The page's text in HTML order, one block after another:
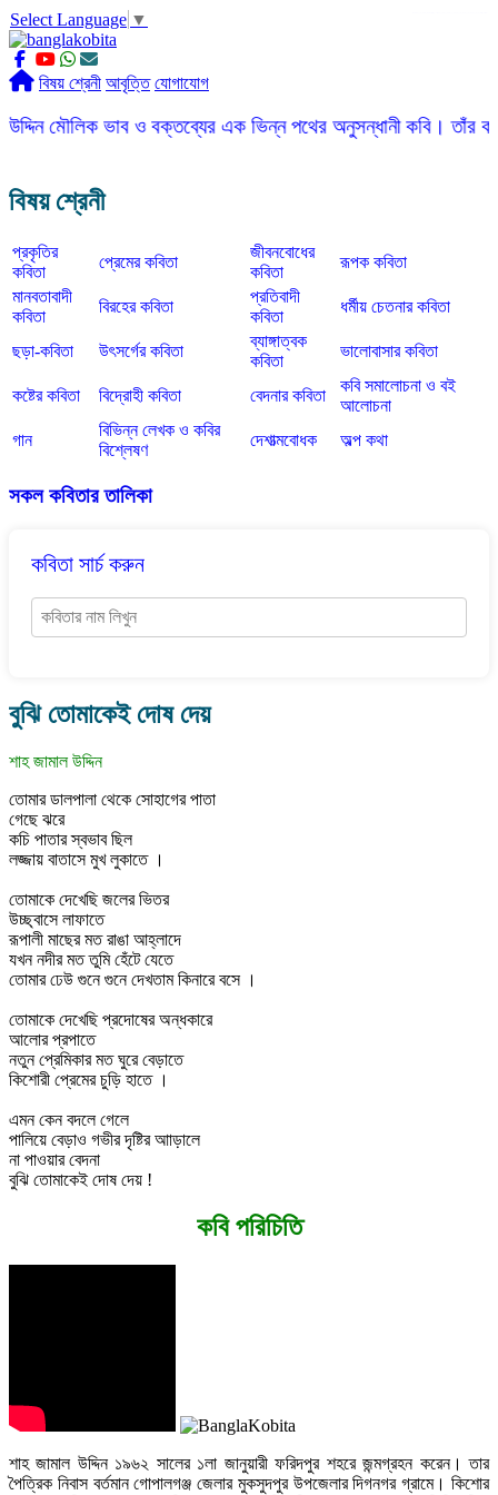
Select Language ▼
বিষয় শ্রেনী আবৃত্তি যোগাযোগ
ভাব ও বক্তব্যের এক ভিন্ন পথের অনুসন্ধানী কবি।
বিষয় শ্রেনী
প্রকৃতির
কবিতা
প্রেমের কবিতা
জীবনবোধের
কবিতা
রূপক কবিতা
মানবতাবাদী
কবিতা
বিরহের কবিতা
প্রতিবাদী
কবিতা
ধর্মীয় চেতনার কবিতা
ছড়া-কবিতা উৎসর্গের কবিতা
ব্যাঙ্গাত্বক
কবিতা
ভালোবাসার কবিতা
কষ্টের কবিতা বিদ্রোহী কবিতা বেদনার কবিতা
কবি সমালোচনা ও বই
আলোচনা
গান
বিভিন্ন লেখক ও কবির
বিশ্লেষণ
দেশাত্মবোধক অল্প কথা
সকল কবিতার তালিকা
কবিতা সার্চ করুন
বুঝি তোমাকেই দোষ দেয়
শাহ জামাল উদ্দিন
তোমার ডালপালা থেকে সোহাগের পাতা
গেছে ঝরে
কচি পাতার স্বভাব ছিল
লজ্জায় বাতাসে মুখ লুকাতে ।
তোমাকে দেখেছি জলের ভিতর
উচ্ছ্বাসে লাফাতে
রূপালী মাছের মত রাঙা আহ্লাদে
যখন নদীর মত তুমি হেঁটে যেতে
তোমার ঢেউ গুনে গুনে দেখতাম কিনারে বসে ।
তোমাকে দেখেছি প্রদোষের অন্ধকারে
আলোর প্রপাতে
নতুন প্রেমিকার মত ঘুরে বেড়াতে
কিশোরী প্রেমের চুড়ি হাতে ।
এমন কেন বদলে গেলে
পালিয়ে বেড়াও গভীর দৃষ্টির আাড়ালে
না পাওয়ার বেদনা
বুঝি তোমাকেই দোষ দেয় !
কবি পরিচিতি
শাহ জামাল উদ্দিন ১৯৬২ সালের ১লা জানুয়ারী ফরিদপুর শহরে জন্মগ্রহন করেন। তার
পৈত্রিক নিবাস বর্তমান গোপালগঞ্জ জেলার মুকসুদপুর উপজেলার দিগনগর গ্রামে। কিশোর